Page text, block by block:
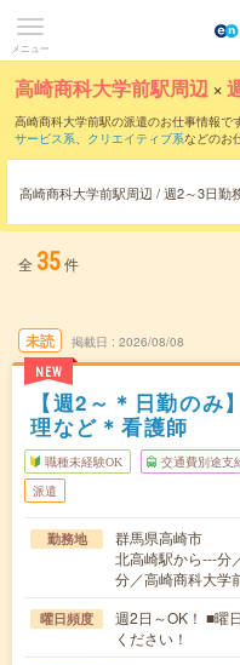
メニュー
高崎商科大学前駅周辺 ×
高崎商科大学前駅の派遣のお仕事情報です
サービス系、 クリエイティブ系などのお
高崎商科大学前駅周辺 / 週2～3日勤
全 35件
未読
NEW
掲載日 2026/08/08
【週2～＊日勤のみ
理など＊看護師
職種未経験OK 交通費別途支
派遣
勤務地
群馬県高崎市
北高崎駅から---分
分／高崎商科大学
曜日頻度
週2日～OK！ ■曜
ください！